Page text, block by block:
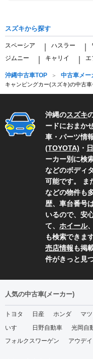
1
スズキから探す
スペーシア ハスラー
ジムニー キャリイ エ
沖縄中古車TOP 中古車メー
キャンピングカー(スズキ)の中古車
沖縄のスズキ
ードにおまか
車・パーツ情
(TOYOTA) ・
ーカー別に検
などのボディ
可能です。 ま
などの物件も
歴、車台番号
いるので、安
て、 ホイール、
も検索できま
売店情報も掲
件がきっと見
人気の中古車(メーカー)
トヨタ 日産 ホンダ マ
いすゞ
日野自動車 光岡自
フォルクスワーゲン
アウデイ